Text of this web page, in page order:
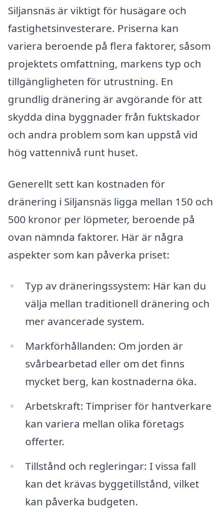
Siljansnäs är viktigt för husägare och
fastighetsinvesterare. Priserna kan
variera beroende på flera faktorer, såsom
projektets omfattning, markens typ och
tillgängligheten för utrustning. En
grundlig dränering är avgörande för att
skydda dina byggnader från fuktskador
och andra problem som kan uppstå vid
hög vattennivå runt huset.
Generellt sett kan kostnaden för
dränering i Siljansnäs ligga mellan 150 och
500 kronor per löpmeter, beroende på
ovan nämnda faktorer. Här är några
aspekter som kan påverka priset:
Typ av dräneringssystem: Här kan du
välja mellan traditionell dränering och
mer avancerade system.
Markförhållanden: Om jorden är
svårbearbetad eller om det finns
mycket berg, kan kostnaderna öka.
Arbetskraft: Timpriser för hantverkare
kan variera mellan olika företags
offerter.
Tillstånd och regleringar: I vissa fall
kan det krävas byggetillstånd, vilket
kan påverka budgeten.